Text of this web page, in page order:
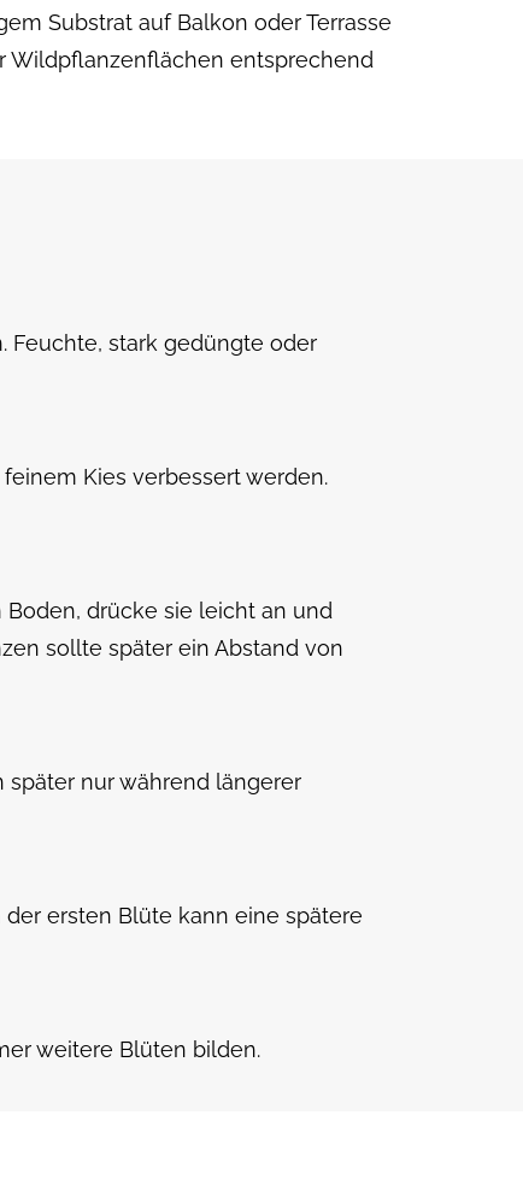
Substrat auf Balkon oder Terrasse
Wildpflanzenflächen entsprechend
Feuchte, stark gedüngte oder
Kies verbessert werden.
drücke sie leicht an und
sollte später ein Abstand von
später nur während längerer
ersten Blüte kann eine spätere
weitere Blüten bilden.